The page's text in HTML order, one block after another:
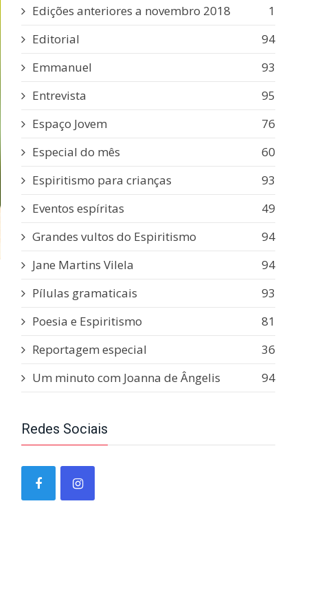
Edições anteriores a novembro 2018
1
Editorial
94
Emmanuel
93
Entrevista
95
Espaço Jovem
76
Especial do mês
60
Espiritismo para crianças
93
Eventos espíritas
49
Grandes vultos do Espiritismo
94
Jane Martins Vilela
94
Pílulas gramaticais
93
Poesia e Espiritismo
81
Reportagem especial
36
Um minuto com Joanna de Ângelis
94
Redes Sociais